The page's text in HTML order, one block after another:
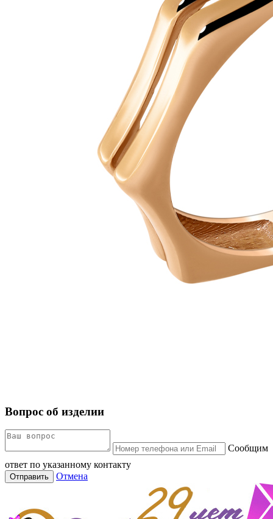
Вопрос об изделии
Сообщим
ответ по указанному контакту
Отправить Отмена